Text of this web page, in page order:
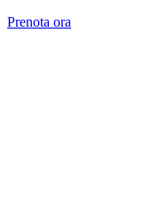
Prenota ora